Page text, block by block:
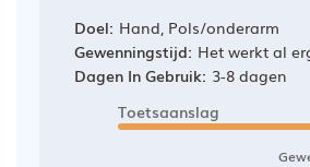
Doel: Hand, Pols/onderarm
Gewenningstijd: Het werkt al
Dagen In Gebruik: 3-8 dagen
Toetsaanslag